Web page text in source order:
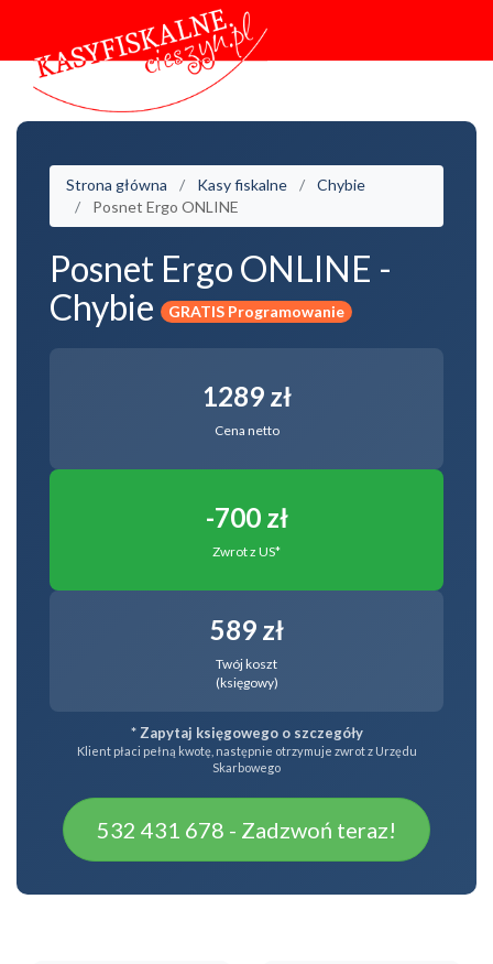
Strona główna Kasy fiskalne
Chybie
Posnet Ergo ONLINE
Posnet Ergo ONLINE -
Chybie
GRATIS Programowanie
1289 zł
Cena netto
-700 zł
Zwrot z US*
589 zł
Twój koszt
(księgowy)
* Zapytaj księgowego o szczegóły
Klient płaci pełną kwotę, następnie otrzymuje zwrot z Urzędu
Skarbowego
532 431 678 - Zadzwoń teraz!